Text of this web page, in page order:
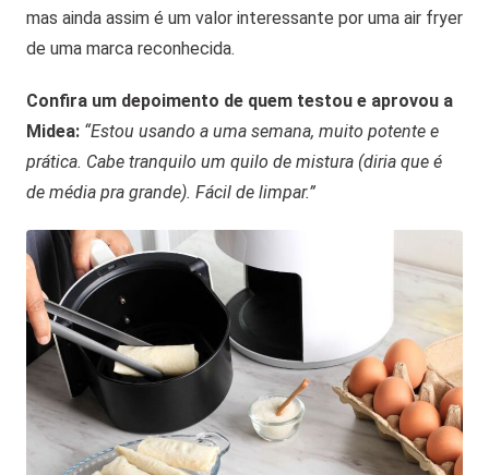
mas ainda assim é um valor interessante por uma air fryer
de uma marca reconhecida.
Confira um depoimento de quem testou e aprovou a
Midea: “Estou usando a uma semana, muito potente e
prática. Cabe tranquilo um quilo de mistura (diria que é
de média pra grande). Fácil de limpar.”